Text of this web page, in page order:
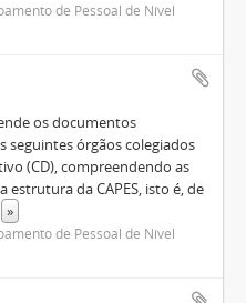
de Pessoal de Nível
os documentos
seguintes órgãos colegiados
(CD), compreendendo as
estrutura da CAPES, isto é, de
»
de Pessoal de Nível